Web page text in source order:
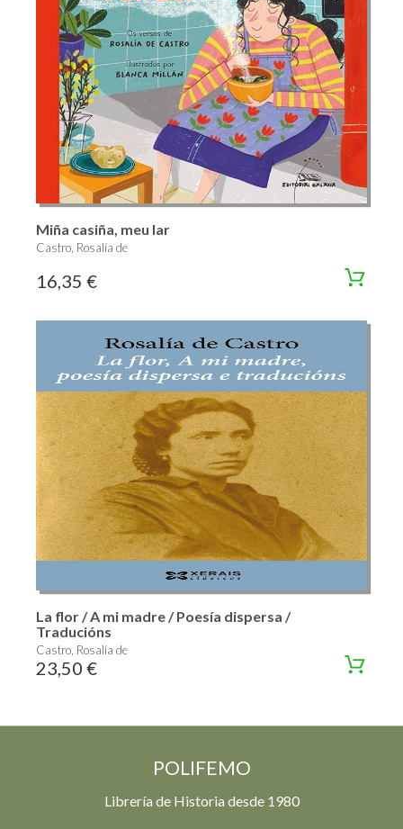
Miña casiña, meu lar
Castro, Rosalía de
16,35 €
La flor / A mi madre / Poesía dispersa /
Traducións
Castro, Rosalía de
23,50 €
POLIFEMO
Librería de Historia desde 1980